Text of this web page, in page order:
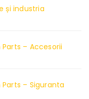
și industria
– Accesorii
– Siguranta